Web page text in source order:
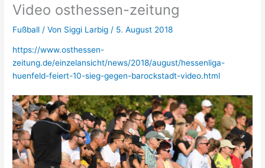
Video osthessen-zeitung
Fußball / Von Siggi Larbig / 5. August 2018
https://www.osthessen-
zeitung.de/einzelansicht/news/2018/august/hessenliga-
huenfeld-feiert-10-sieg-gegen-barockstadt-video.html